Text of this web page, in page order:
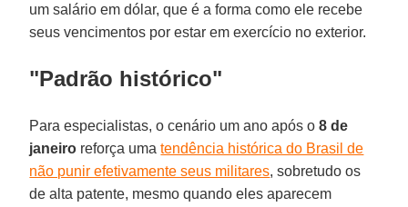
um salário em dólar, que é a forma como ele recebe
seus vencimentos por estar em exercício no exterior.
"Padrão histórico"
Para especialistas, o cenário um ano após o8 de
janeiro reforça umatendência histórica do Brasil de
não punir efetivamente seus militares, sobretudo os
de alta patente, mesmo quando eles aparecem